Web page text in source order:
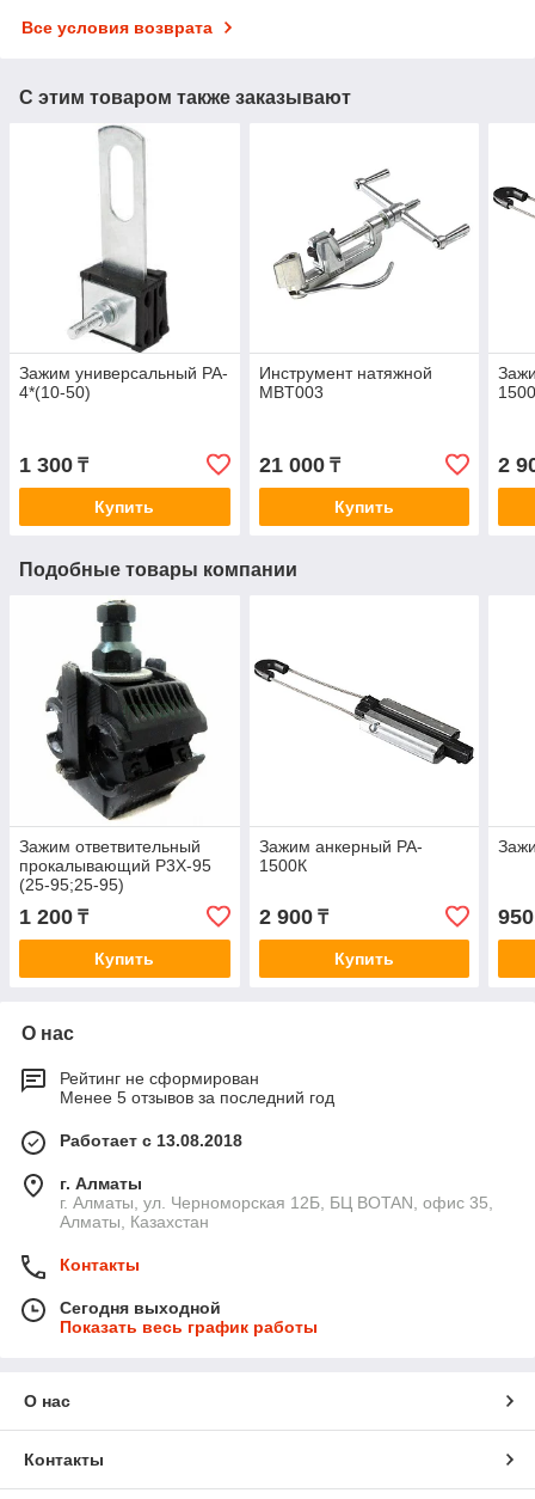
Все условия возврата
С этим товаром также заказывают
Зажим универсальный PA-
4*(10-50)
1 300 ₸
Купить
Инструмент натяжной
MBT003
21 000₸
Купить
2
Подобные товары компании
Зажим ответвительный
прокалывающий P3X-95
(25-95;25-95)
1 200 ₸
Купить
Зажим анкерный PA-
1500К
2 900₸
Купить
950
О нас
Рейтинг не сформирован
Менее 5 отзывов за последний год
Работает с 13.08.2018
г. Алматы
г. Алматы, ул. Черноморская 12Б, БЦ BOTAN, офис 35,
Алматы, Казахстан
Контакты
Сегодня выходной
Показать весь график работы
О нас
Контакты